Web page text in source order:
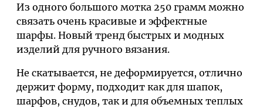
Из одного большого мотка 250 грамм можно
связать очень красивые и эффектные
шарфы. Новый тренд быстрых и модных
изделий для ручного вязания.
Не скатывается, не деформируется, отлично
держит форму, подходит как для шапок,
шарфов, снудов, так и для объемных теплых